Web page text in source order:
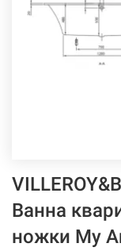
Ванна
ножки My